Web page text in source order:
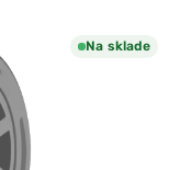
Na sklade